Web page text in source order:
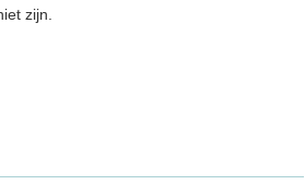
zijn.